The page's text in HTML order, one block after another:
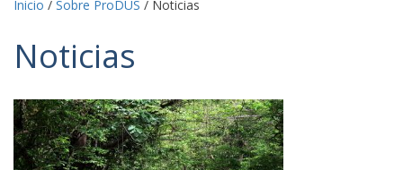
Inicio / Sobre ProDUS / Noticias
Noticias